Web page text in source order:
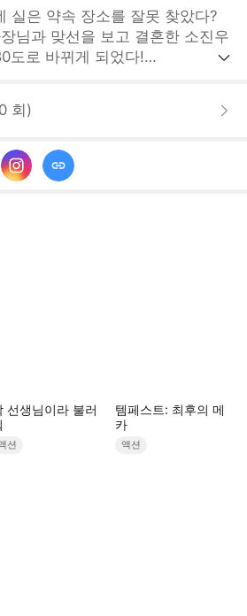
실은 약속 장소를 잘못 찾았다?
님과 맞선을 보고 결혼한 소진우
도로 바뀌게 되었다!
회 )
선생님이라 불러
션
템페스트: 최후의 메
카
액션